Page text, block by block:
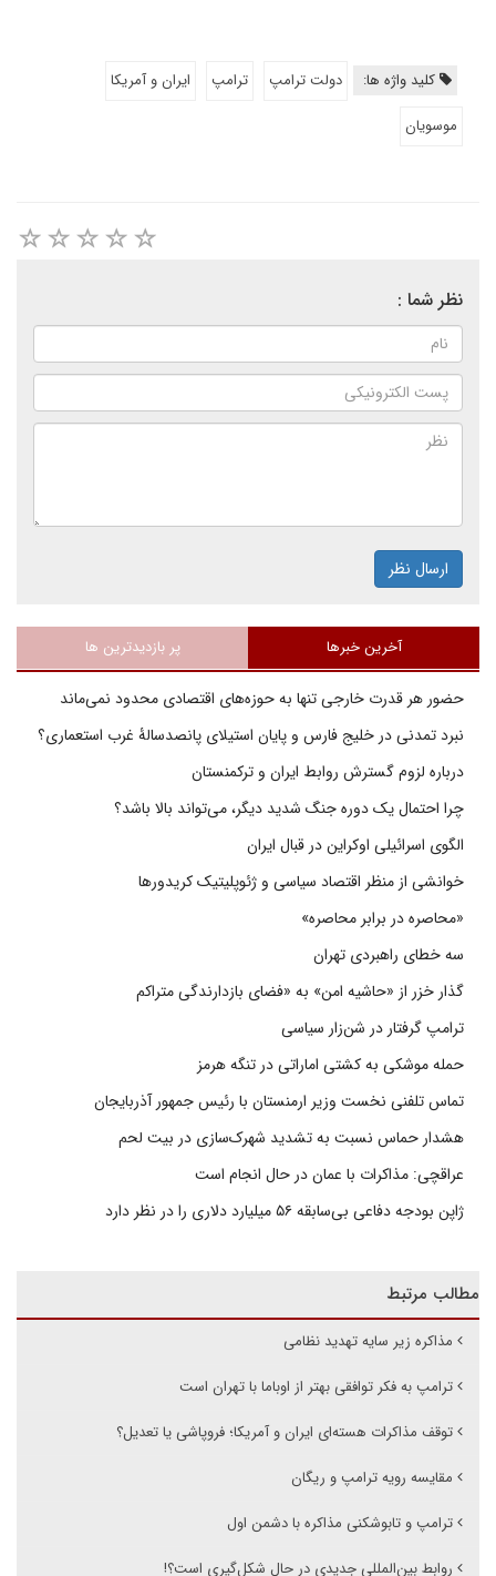
کلید واژه ها: دولت ترامپ ترامپ
ایران و آمریکا
موسویان
نظر شما :
ارسال نظر
آخرین خبرها پر بازدیدترین ها
حضور هر قدرت خارجی تنها به حوزه‌های اقتصادی محدود نمی‌ماند
نبرد تمدنی در خلیج فارس و پایان استیلای پانصدسالۀ غرب استعماری؟
درباره لزوم گسترش روابط ایران و ترکمنستان
چرا احتمال یک دوره جنگ شدید دیگر، می‌تواند بالا باشد؟
الگوی اسرائیلی اوکراین در قبال ایران
خوانشی از منظر اقتصاد سیاسی و ژئوپلیتیک کریدورها
«محاصره در برابر محاصره»
سه خطای راهبردی تهران
گذار خزر از «حاشیه امن» به «فضای بازدارندگی متراکم
ترامپ گرفتار در شن‌زار سیاسی
حمله موشکی به کشتی اماراتی در تنگه هرمز
تماس تلفنی نخست وزیر ارمنستان با رئیس جمهور آذربایجان
هشدار حماس نسبت به تشدید شهرک‌سازی در بیت‌ لحم
عراقچی: مذاکرات با عمان در حال انجام است
ژاپن بودجه دفاعی بی‌سابقه ۵۶ میلیارد دلاری را در نظر دارد
مطالب مرتبط
مذاکره زیر سایه تهدید نظامی
ترامپ به فکر توافقی بهتر از اوباما با تهران است
توقف مذاکرات هسته‌ای ایران و آمریکا؛ فروپاشی یا تعدیل؟
مقایسه رویه ترامپ و ریگان
ترامپ و تابوشکنی مذاکره با دشمن اول
روابط بین‌المللی جدیدی در حال شکل‌گیری است؟!